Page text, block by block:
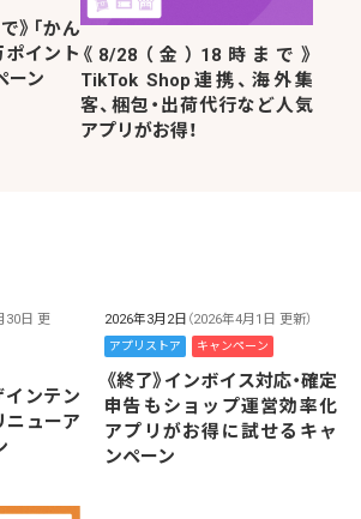
》「かん
ポイント
ーン
《8/28（金）18時まで》
TikTok Shop連携、海外集
客、梱包・出荷代行など人気
アプリがお得！
30日 更
インテン
ニューア
2026年3月2日 （2026年4月1日 更新）
アプリストア キャンペーン
《終了》インボイス対応・確定
申告もショップ運営効率化
アプリがお得に試せるキャ
ンペーン